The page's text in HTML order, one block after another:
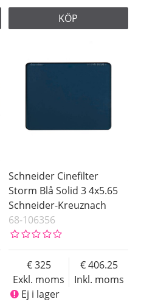
KÖP
Schneider Cinefilter
Storm Blå Solid 3 4x5.65
Schneider-Kreuznach
68-106356
Exkl. moms
325
Inkl. moms
406.25
Ej i lager